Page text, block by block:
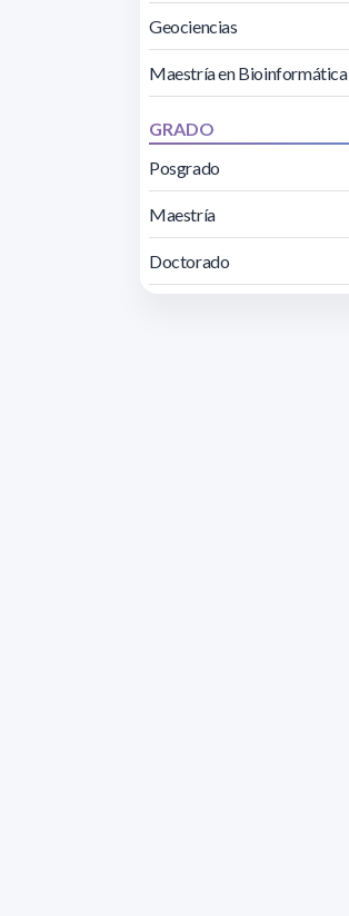
Geociencias
Maestría en Bioinformática
GRADO
Posgrado
Maestría
Doctorado